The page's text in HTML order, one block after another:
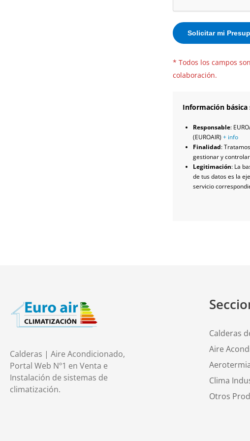
* Todos los campos
colaboración.
Información
Responsable:
(EUROAIR) + info
Finalidad:
gestionar y
Legitimación: La
de tus datos es la
servicio
Calderas | Aire Acondicionado,
Portal Web Nº1 en Venta e
Instalación de sistemas de
climatización.
Calderas
Aire
Clima
Otros